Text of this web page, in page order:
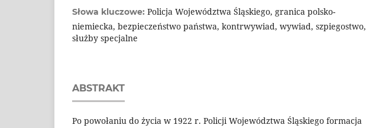
Słowa kluczowe: Policja Województwa Śląskiego, granica polsko-
niemiecka, bezpieczeństwo państwa, kontrwywiad, wywiad, szpiegostwo,
służby specjalne
ABSTRAKT
Po powołaniu do życia w 1922 r. Policji Województwa Śląskiego formacja